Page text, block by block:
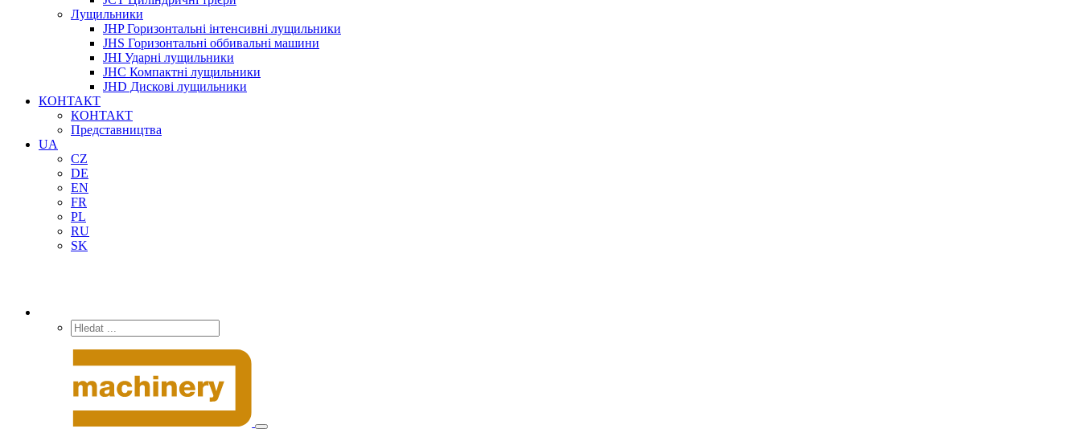
Лущильники
JHP Горизонтальні інтенсивні лущильники
JHS Горизонтальні оббивальні машини
JHI Ударні лущильники
JHC Компактні лущильники
JHD Дискові лущильники
КОНТАКТ
КОНТАКТ
Представництва
UA
CZ
DE
EN
FR
PL
RU
SK